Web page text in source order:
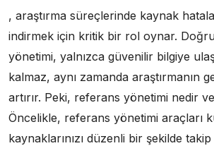
, araştırma süreçlerinde kaynak
indirmek için kritik bir rol oynar.
yönetimi, yalnızca güvenilir bilgiye
kalmaz, aynı zamanda araştırmanın
artırır. Peki, referans yönetimi nedir
Öncelikle, referans yönetimi araçları
kaynaklarınızı düzenli bir şekilde